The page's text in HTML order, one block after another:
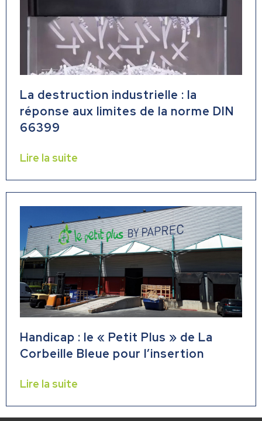
La destruction industrielle : la
réponse aux limites de la norme DIN
66399
Lire la suite
Handicap : le « Petit Plus » de La
Corbeille Bleue pour l’insertion
Lire la suite